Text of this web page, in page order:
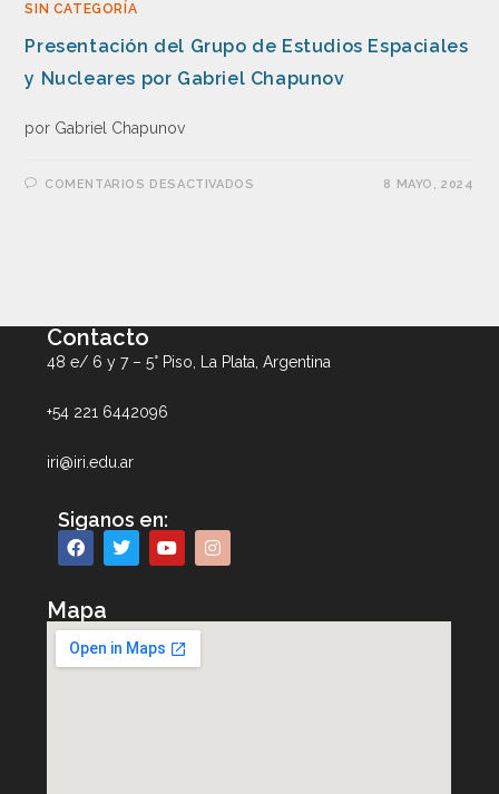
SIN CATEGORÍA
Presentación del Grupo de Estudios Espaciales
y Nucleares por Gabriel Chapunov
por Gabriel Chapunov
COMENTARIOS DESACTIVADOS 8 MAYO, 2024
Contacto
48 e/ 6 y 7 – 5° Piso, La Plata, Argentina
+54 221 6442096
iri@iri.edu.ar
Siganos en:
Mapa